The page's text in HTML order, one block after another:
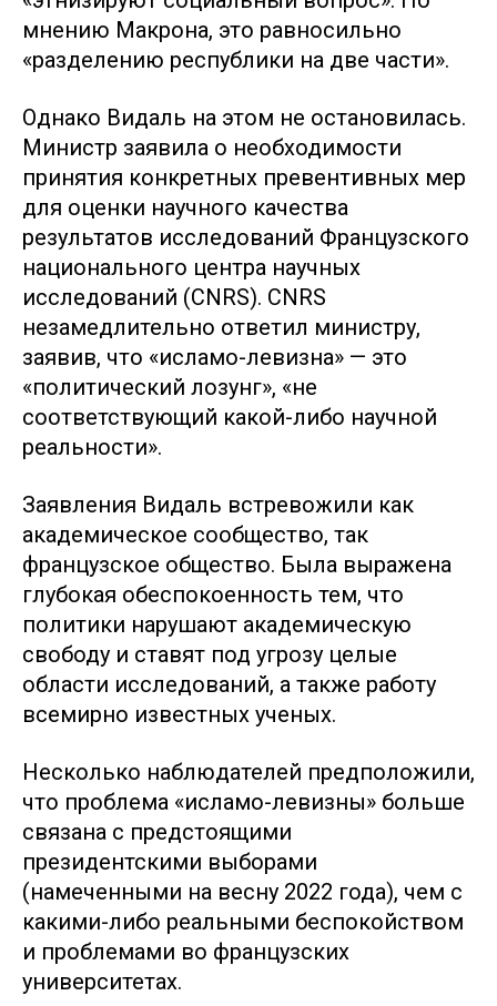
мнению Макрона, это равносильно
«разделению республики на две части».
Однако Видаль на этом не остановилась.
Министр заявила о необходимости
принятия конкретных превентивных мер
для оценки научного качества
результатов исследований Французского
национального центра научных
исследований (CNRS). CNRS
незамедлительно ответил министру,
заявив, что «исламо-левизна» — это
«политический лозунг», «не
соответствующий какой-либо научной
реальности».
Заявления Видаль встревожили как
академическое сообщество, так
французское общество. Была выражена
глубокая обеспокоенность тем, что
политики нарушают академическую
свободу и ставят под угрозу целые
области исследований, а также работу
всемирно известных ученых.
Несколько наблюдателей предположили,
что проблема «исламо-левизны» больше
связана с предстоящими
президентскими выборами
(намеченными на весну 2022 года), чем с
какими-либо реальными беспокойством
и проблемами во французских
университетах.